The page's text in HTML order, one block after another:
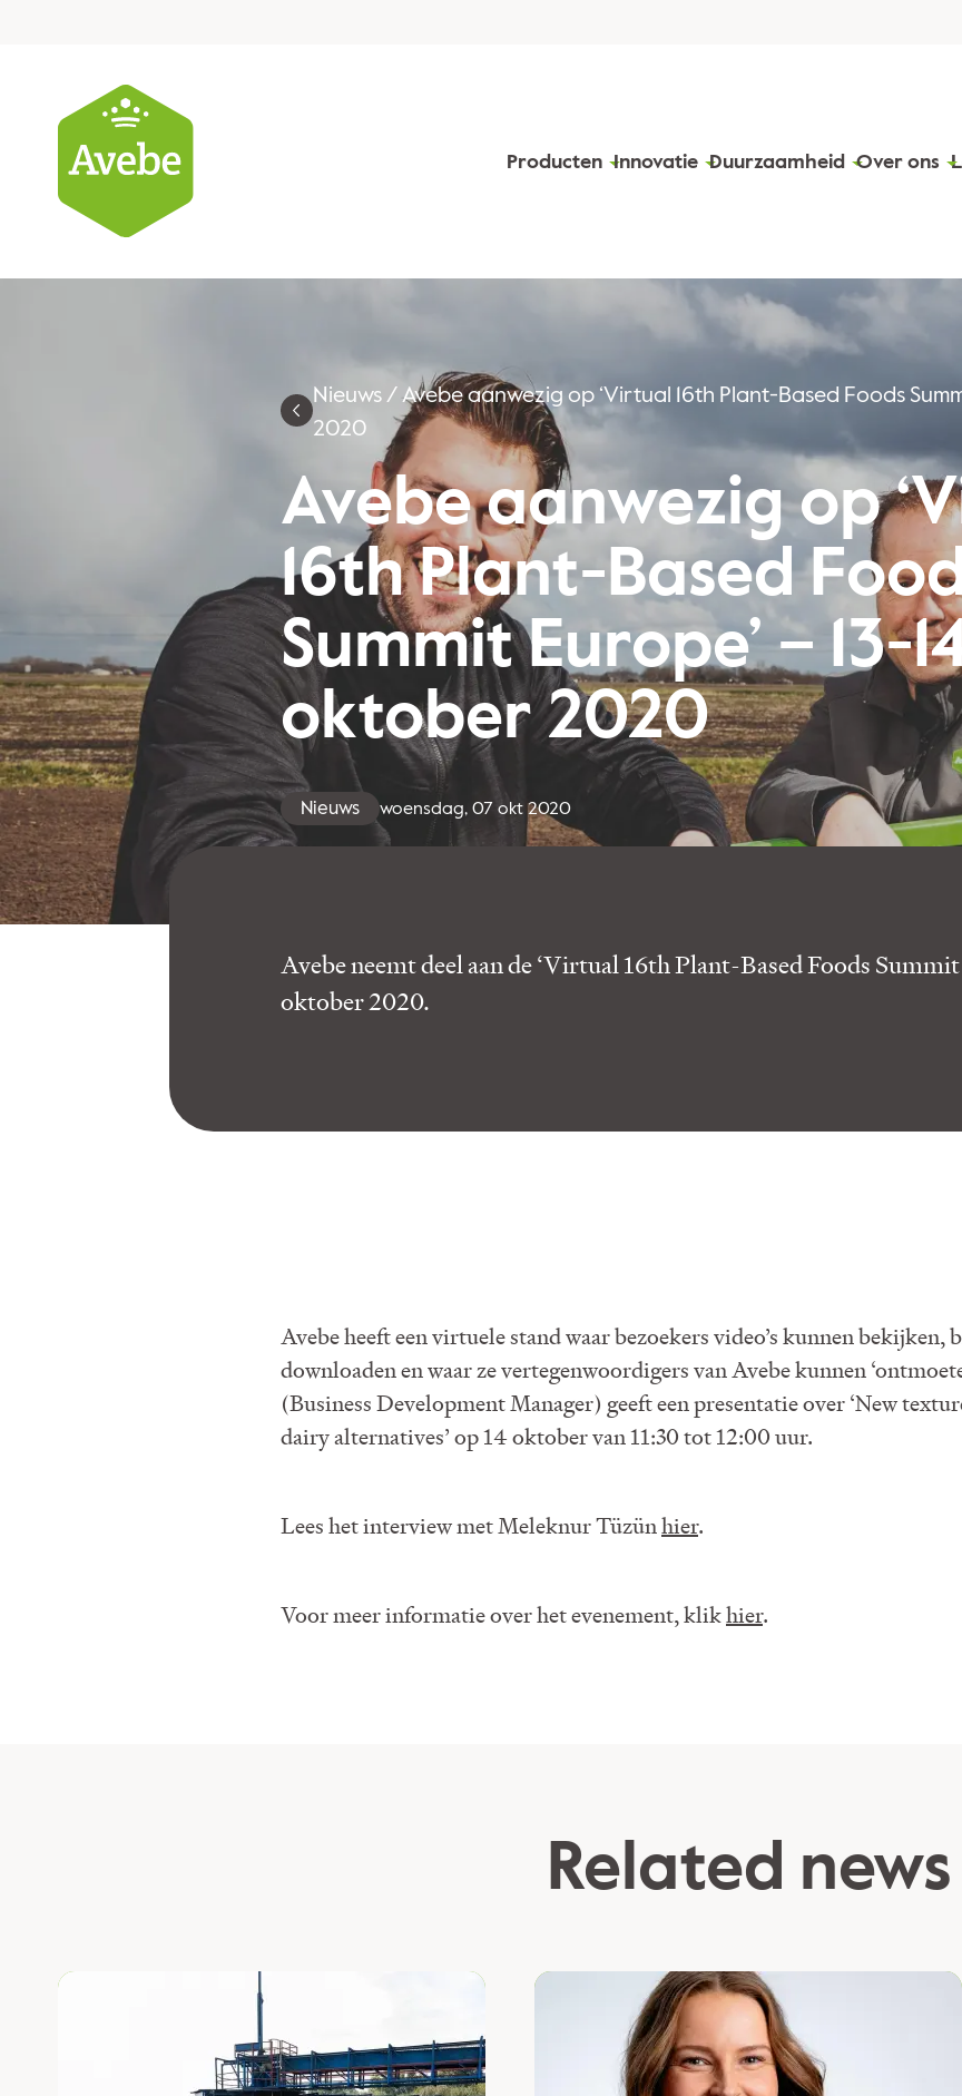
Producten Innovatie Duurzaamheid Over ons
Nieuws/Avebe aanwezig op ‘Virtual 16th Plant-Based Foods
2020
Avebe aanwezig op
16th Plant-Based
Summit Europe’ – 13-
oktober 2020
Nieuws woensdag, 07 okt 2020
Avebe neemt deel aan de ‘Virtual 16th Plant-Based Foods Summit
oktober 2020.
Avebe heeft een virtuele stand waar bezoekers video’s kunnen bekijken,
downloaden en waar ze vertegenwoordigers van Avebe kunnen
(Business Development Manager) geeft een presentatie over ‘New
dairy alternatives’ op 14 oktober van 11:30 tot 12:00 uur.
Lees het interview met Meleknur Tüzünhier.
Voor meer informatie over het evenement, klikhier.
Related news